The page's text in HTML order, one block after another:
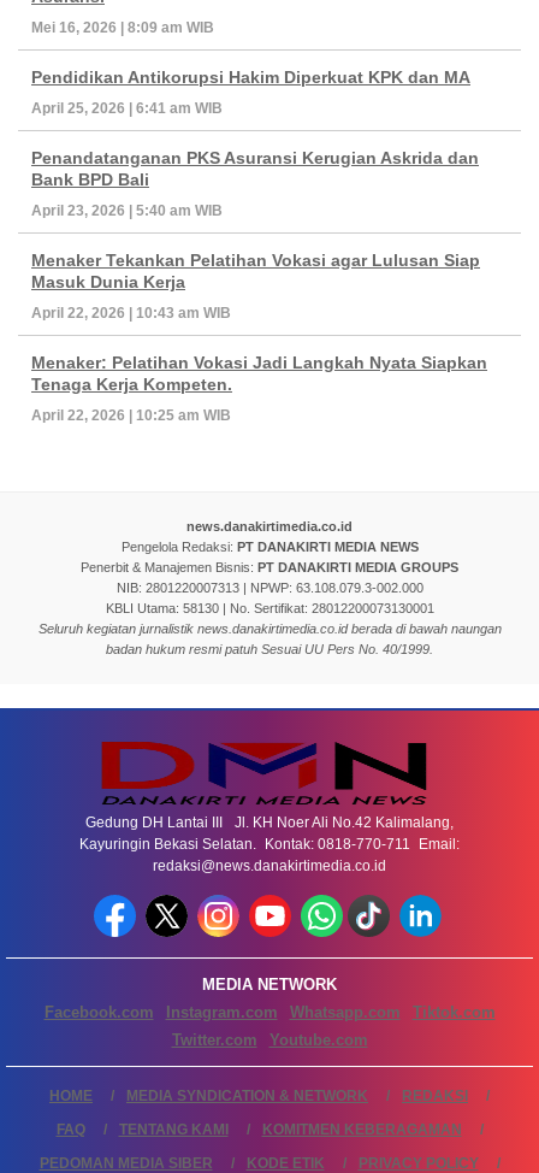
Mei 16, 2026 | 8:09 am WIB
Pendidikan Antikorupsi Hakim Diperkuat KPK dan MA
April 25, 2026 | 6:41 am WIB
Penandatanganan PKS Asuransi Kerugian Askrida dan
Bank BPD Bali
April 23, 2026 | 5:40 am WIB
Menaker Tekankan Pelatihan Vokasi agar Lulusan Siap
Masuk Dunia Kerja
April 22, 2026 | 10:43 am WIB
Menaker: Pelatihan Vokasi Jadi Langkah Nyata Siapkan
Tenaga Kerja Kompeten.
April 22, 2026 | 10:25 am WIB
news.danakirtimedia.co.id
Pengelola Redaksi: PT DANAKIRTI MEDIA NEWS
Penerbit & Manajemen Bisnis: PT DANAKIRTI MEDIA GROUPS
NIB: 2801220007313 | NPWP: 63.108.079.3-002.000
KBLI Utama: 58130 | No. Sertifikat: 28012200073130001
Seluruh kegiatan jurnalistik news.danakirtimedia.co.id berada di bawah naungan
badan hukum resmi patuh Sesuai UU Pers No. 40/1999.
Gedung DH Lantai III Jl. KH Noer Ali No.42 Kalimalang,
Kayuringin Bekasi Selatan. Kontak: 0818-770-711 Email:
redaksi@news.danakirtimedia.co.id
MEDIA NETWORK
Facebook.com
Instagram.com Whatsapp.com
Tiktok.com
Twitter.com
Youtube.com
HOME MEDIA SYNDICATION & NETWORK
REDAKSI
FAQ
TENTANG KAMI
KOMITMEN KEBERAGAMAN
PEDOMAN MEDIA SIBER
KODE ETIK
PRIVACY POLICY